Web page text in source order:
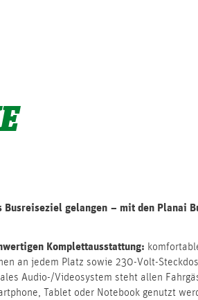
gelangen – mit den Planai
Komplettausstattung:
an jedem Platz sowie 230-Volt-
Audio-/Videosystem steht allen
Tablet oder Notebook genutzt